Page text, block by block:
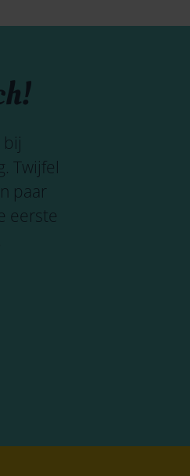
bij
Twijfel
paar
eerste